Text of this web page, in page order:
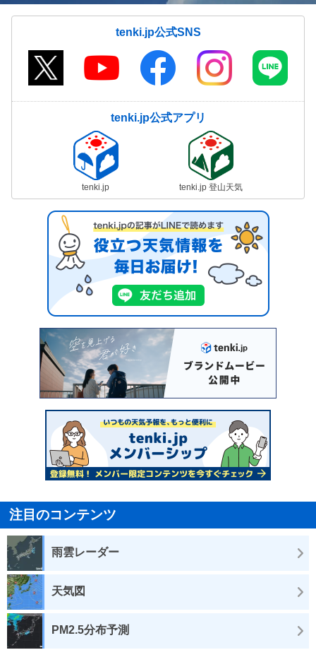
tenki.jp公式SNS
tenki.jp公式アプリ
tenki.jp tenki.jp 登山天気
注目のコンテンツ
雨雲レーダー
天気図
PM2.5分布予測